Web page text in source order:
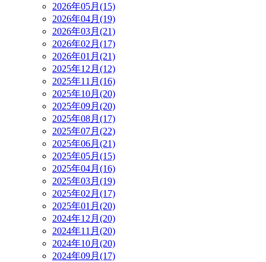
2026年05月(15)
2026年04月(19)
2026年03月(21)
2026年02月(17)
2026年01月(21)
2025年12月(12)
2025年11月(16)
2025年10月(20)
2025年09月(20)
2025年08月(17)
2025年07月(22)
2025年06月(21)
2025年05月(15)
2025年04月(16)
2025年03月(19)
2025年02月(17)
2025年01月(20)
2024年12月(20)
2024年11月(20)
2024年10月(20)
2024年09月(17)